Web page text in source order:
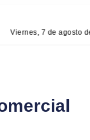
Viernes, 7 de agosto de